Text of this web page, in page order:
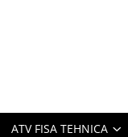
ATV FISA TEHNICA